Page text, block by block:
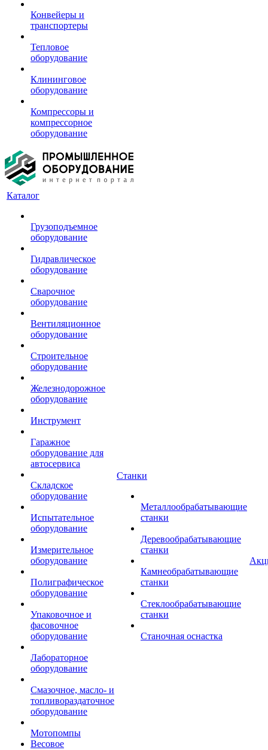
Конвейеры и
транспортеры
Тепловое
оборудование
Клининговое
оборудование
Компрессоры и
компрессорное
оборудование
Каталог
Грузоподъемное
оборудование
Гидравлическое
оборудование
Сварочное
оборудование
Вентиляционное
оборудование
Строительное
оборудование
Железнодорожное
оборудование
Инструмент
Гаражное
оборудование для
автосервиса
Складское
оборудование
Испытательное
оборудование
Измерительное
оборудование
Полиграфическое
оборудование
Упаковочное и
фасовочное
оборудование
Лабораторное
оборудование
Смазочное, масло- и
топливораздаточное
оборудование
Мотопомпы
Весовое
Станки
Металлообрабатывающие
станки
Деревообрабатывающие
станки
Камнеобрабатывающие
станки
Стеклообрабатывающие
станки
Станочная оснастка